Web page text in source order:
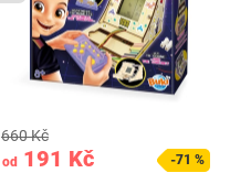
od 191 Kč
660 Kč
-71 %